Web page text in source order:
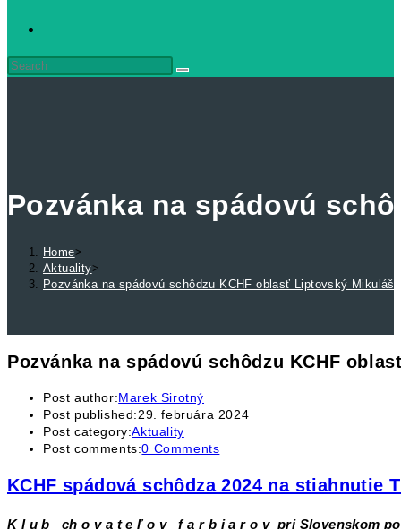
Pozvánka na spádovú
Home>
Aktuality>
Pozvánka na spádovú schôdzu KCHF oblasť Liptovský Mikuláš
Pozvánka na spádovú schôdzu KCHF
Post author:Marek Sirotný
Post published:29. februára 2024
Post category:Aktuality
Post comments:0 Comments
KCHF spádová schôdza 2024 na stiahnutie
K l u b ch o v a t e ľ o v f a r b i a r o v pri Slovenskom